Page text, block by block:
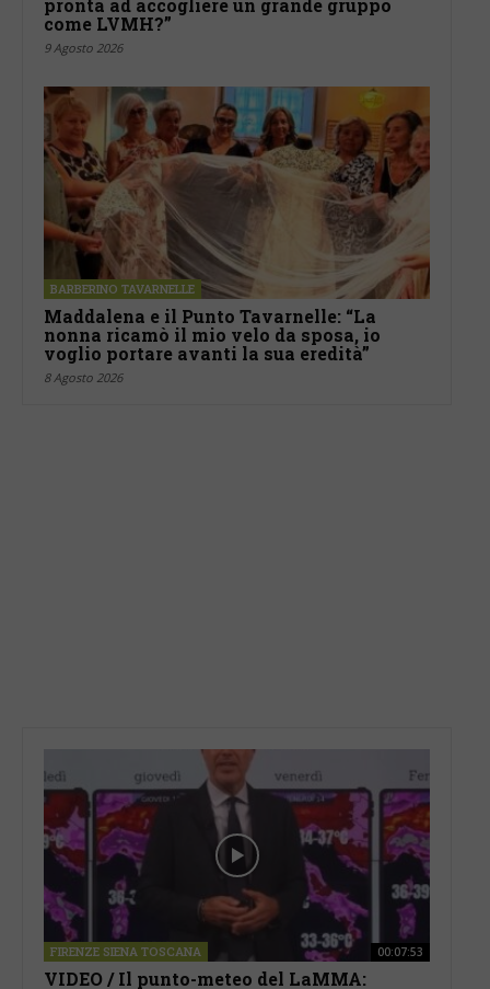
come LVMH?”
9 Agosto 2026
BARBERINO TAVARNELLE
Maddalena e il Punto Tavarnelle: “La
nonna ricamò il mio velo da sposa, io
voglio portare avanti la sua eredità”
8 Agosto 2026
FIRENZE SIENA TOSCANA 00:07:53
VIDEO / Il punto-meteo del LaMMA: